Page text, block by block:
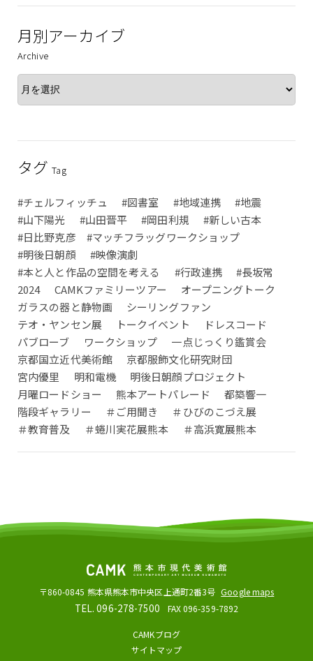
月別アーカイブ
Archive
タグTag
#チェルフィッチュ #図書室 #地域連携
#地震
#山下陽光
#山田晋平 #岡田利規
#新しい古本
#日比野克彦 #マッチフラッグワークショップ
#明後日朝顔
#映像演劇
#本と人と作品の空間を考える
#行政連携
#長坂常
2024
CAMKファミリーツアー
オープニングトーク
ガラスの器と静物画
シーリングファン
テオ・ヤンセン展
トークイベント
ドレスコード
パブローブ
ワークショップ
一点じっくり鑑賞会
京都国立近代美術館
京都服飾文化研究財団
宮内優里
明和電機
明後日朝顔プロジェクト
月曜ロードショー
熊本アートパレード
都築響一
階段ギャラリー
＃ご用聞き
＃ひびのこづえ展
＃教育普及
＃蜷川実花展熊本 ＃高浜寛展熊本
〒860-0845 熊本県熊本市中央区上通町2番3号 Google maps
TEL. 096-278-7500 FAX 096-359-7892
CAMKブログ
サイトマップ